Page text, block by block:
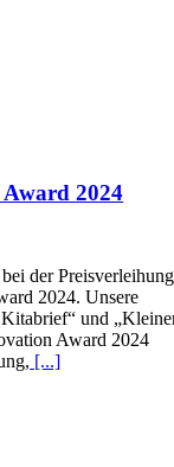
2024
der
2024. Unsere
und
Award 2024
[...]